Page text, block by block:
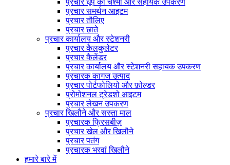
प्रचार धूप का चश्मा और सहायक उपकरण
प्रचार समर्थन आइटम
प्रचार तौलिए
प्रचार छाते
प्रचार कार्यालय और स्टेशनरी
प्रचार कैलकुलेटर
प्रचार कैलेंडर
प्रचार कार्यालय और स्टेशनरी सहायक उपकरण
प्रचारक कागज उत्पाद
प्रचार पोर्टफोलियो और फ़ोल्डर
प्रोमोशनल ट्रेडशो आइटम
प्रचार लेखन उपकरण
प्रचार खिलौने और सस्ता माल
प्रचारक फ्रिसबीज़
प्रचार खेल और खिलौने
प्रचार पतंग
प्रचारक भरवां खिलौने
हमारे बारे में